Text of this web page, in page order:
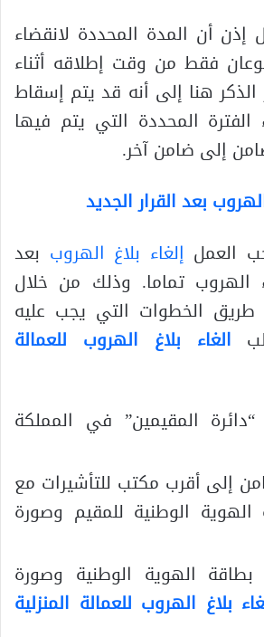
أن المدة المحددة لانقضاء
فقط من وقت إطلاقه أثناء
هنا إلى أنه قد يتم إسقاط
الفترة المحددة التي يتم فيها
إلى ضامن آخر.
بعد القرار الجديد
العمل إلغاء بلاغ الهروب بعد
الهروب تماما. وذلك من خلال
الخطوات التي يجب عليه
الغاء بلاغ الهروب للعمالة
المقيمين” في المملكة
إلى أقرب مكتب للتأشيرات مع
الهوية الوطنية للمقيم وصورة
بطاقة الهوية الوطنية وصورة
بلاغ الهروب للعمالة المنزلية